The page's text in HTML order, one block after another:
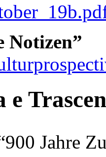
Notizen”
e
Jahre